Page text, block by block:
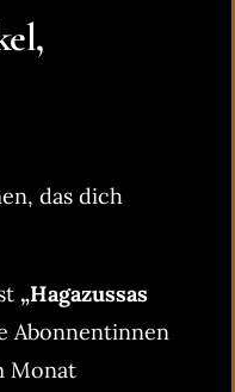
das dich
„Hagazussas
Abonnentinnen
Monat